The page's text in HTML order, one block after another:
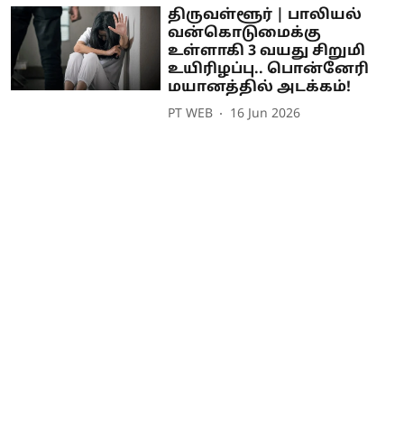
திருவள்ளூர் | பாலியல்
வன்கொடுமைக்கு
உள்ளாகி 3 வயது சிறுமி
உயிரிழப்பு.. பொன்னேரி
மயானத்தில் அடக்கம்!
PT WEB 16 Jun 2026